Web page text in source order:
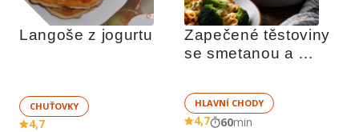
Langoše z jogurtu
CHUŤOVKY
4,7
Zapečené těstoviny
se smetanou a
HLAVNÍ CHODY
4,7 60min